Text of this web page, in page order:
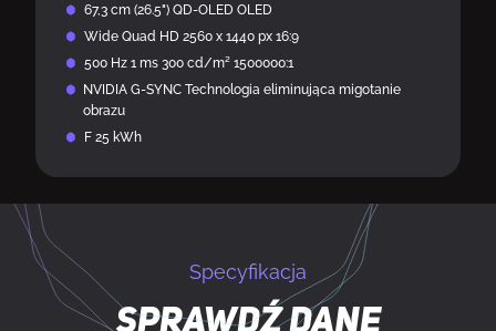
67,3 cm (26.5") QD-OLED OLED
Wide Quad HD 2560 x 1440 px 16:9
500 Hz 1 ms 300 cd/m² 1500000:1
NVIDIA G-SYNC Technologia eliminująca migotanie
obrazu
F 25 kWh
Specyfikacja